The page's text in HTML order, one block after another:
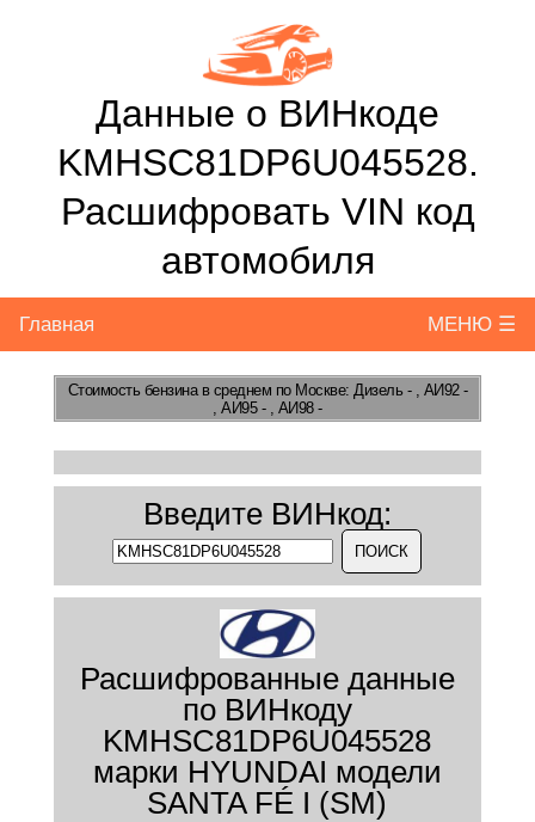
Данные о ВИНкоде
KMHSC81DP6U045528.
Расшифровать VIN код
автомобиля
Главная МЕНЮ ☰
Стоимость бензинав среднем по Москве: Дизель - , АИ92 -
, АИ95 - , АИ98 -
Введите ВИНкод:
Расшифрованные данные
по ВИНкоду
KMHSC81DP6U045528
марки HYUNDAI модели
SANTA FÉ I (SM)